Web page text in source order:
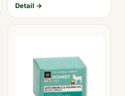
Detail →